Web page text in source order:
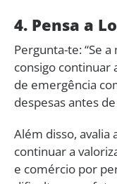
4. Pensa a
Pergunta-te: “Se
consigo continuar
de emergência
despesas antes
Além disso, avalia
continuar a
e comércio por